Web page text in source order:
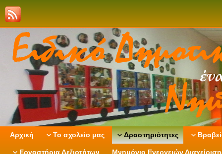
Αρχική Το σχολείο μας Δραστηριότητες
Εργαστήρια Δεξιοτήτων Μνημόνιο Ενεργειών